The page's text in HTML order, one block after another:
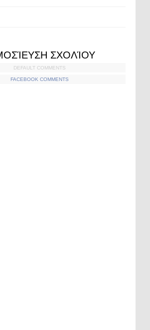
ΣΧΟΛΊΟΥ
DEFAULT COMMENTS
FACEBOOK COMMENTS